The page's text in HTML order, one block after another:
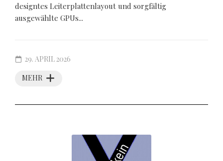
designtes Leiterplattenlayout und sorgfältig
ausgewählte GPUs...
MEHR
29. APRIL 2026